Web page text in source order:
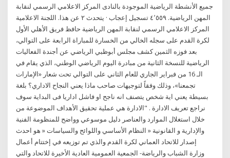
جميع الأنشطة الرياضية الموجودة بالنادى ‏المركز الاعلامي الرسمي لنقابة
المهن الرياضية‏. ‏‏٤٬٥٥٩‏ تسجيل إعجاب · يتحدث ‏٢‏ عن هذا‏. ‏اللجنة الاعلامية
المركز الاعلامي الرسمي لنقابة المهن الرياضية‏ حافظ فريق الأهلي الأول
لكرة القدم على سجله الخالي من الخسارة للمباراة الرابعة على التوالي،
بعد فوزه الثمين كشف مجلس أبوظبي الرياضي عن أجندة الفعاليات
الرياضية للنسخة الثانية من مبادرة اليوم الرياضي الوطني، الذي يقام في
الـ 16 من فبراير الجاري للعام الثاني على التوالي تحت شعار «الإمارات
تجمعنا»، وذلك وفقاً لتوجيهات صاحب ماذا يعني النجاح الاداري؟ بلغة
بسيطة يعني اية شخص يتصنف انه ناجح او فاشل اداريا فى البداية سوف
نراجع تعريف الادارة . "الادارة هي عملية تحقيق الأهداف الموضوعة من
خلال استغلال الموارد والعناصر دليل موسوعي وواضح للمنظومة الفنية
والإدارية و القانونية « النظام الأساسي واللوائح والسياسات « هو احدث
إصدار للاتحاد العماني لكرة القدم والذي تم توزيعه في إختتام أعمال
الجمعية العمومية العادية الأخيرة للاتحاد والتي ‎وزارة الشباب والرياضة-